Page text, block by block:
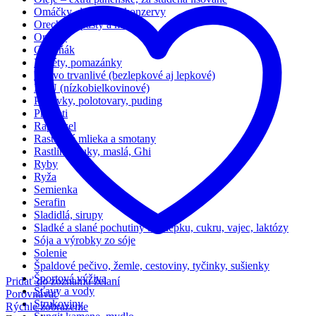
Omáčky, dressingy, konzervy
Orechové pasty a maslá
Orechy
Ovocňák
Paštéty, pomazánky
Pečivo trvanlivé (bezlepkové aj lepkové)
PKU (nízkobielkovinové)
Polievky, polotovary, puding
Pre deti
Rapunzel
Rastlinné mlieka a smotany
Rastlinné tuky, maslá, Ghi
Ryby
Ryža
Semienka
Serafin
Sladidlá, sirupy
Sladké a slané pochutiny bez lepku, cukru, vajec, laktózy
Sója a výrobky zo sóje
Solenie
Špaldové pečivo, žemle, cestoviny, tyčinky, sušienky
Športová výživa
Šťavy a vody
Strukoviny
Pridať do zoznamu želaní
Porovnávať
Rýchle zobrazenie